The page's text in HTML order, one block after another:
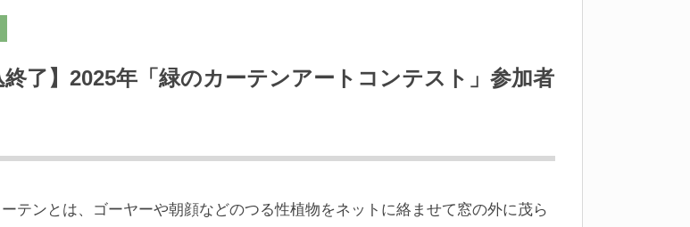
終了】2025年「緑のカーテンアートコンテスト」参加者
テンとは、ゴーヤーや朝顔などのつる性植物をネットに絡ませて窓の外に茂ら